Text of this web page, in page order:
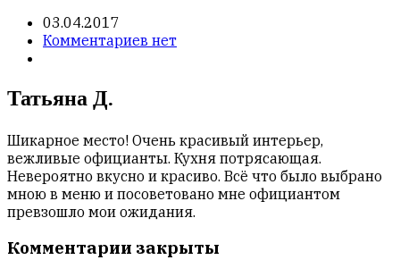
03.04.2017
Комментариев нет
Татьяна Д.
Шикарное место! Очень красивый интерьер,
вежливые официанты. Кухня потрясающая.
Невероятно вкусно и красиво. Всё что было выбрано
мною в меню и посоветовано мне официантом
превзошло мои ожидания.
Комментарии закрыты